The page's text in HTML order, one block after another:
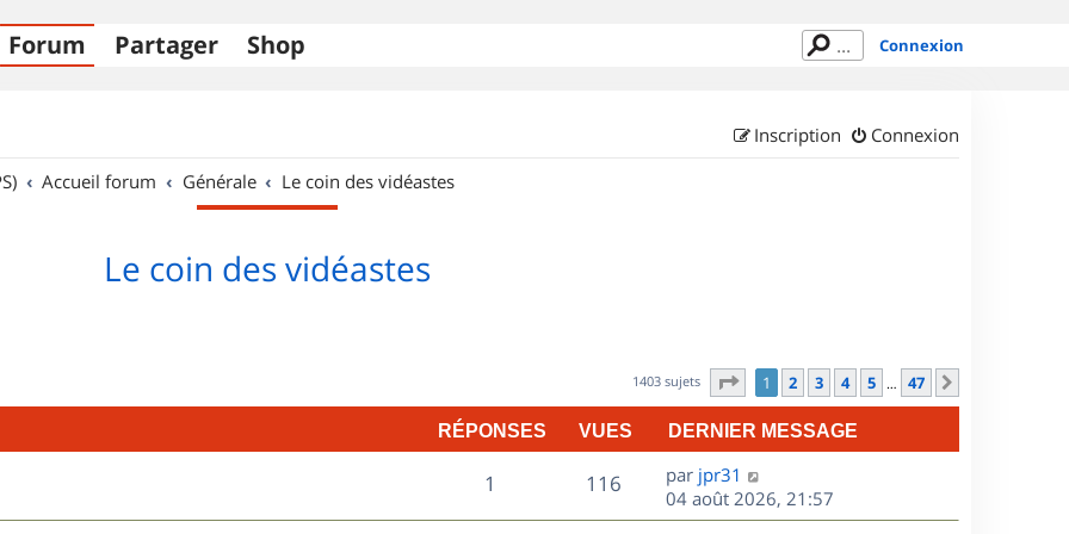
Forum Partager Shop Connexion
Connexion
Inscription
Accueil forum Générale Le coin des vidéastes
Le coin des vidéastes
1403 sujets Page sur47
1 2 3 4 5 … 47
RÉPONSES VUES DERNIER MESSAGE
1
é
116V
u
D
e
r
par jpr31
04 août 2026, 21:57